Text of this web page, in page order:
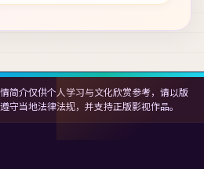
简介仅供个人学习与文化欣赏参考，请以版
守当地法律法规，并支持正版影视作品。